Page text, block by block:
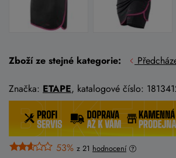
Zboží ze stejné kategorie:
Značka: ETAPE, katalogové číslo:
53% z 21 hodnocení